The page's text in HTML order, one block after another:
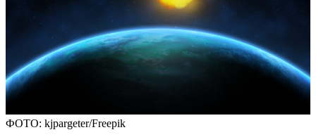
ФОТО: kjpargeter/Freepik